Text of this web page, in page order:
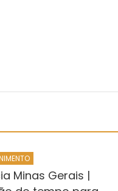
Minas Gerais |